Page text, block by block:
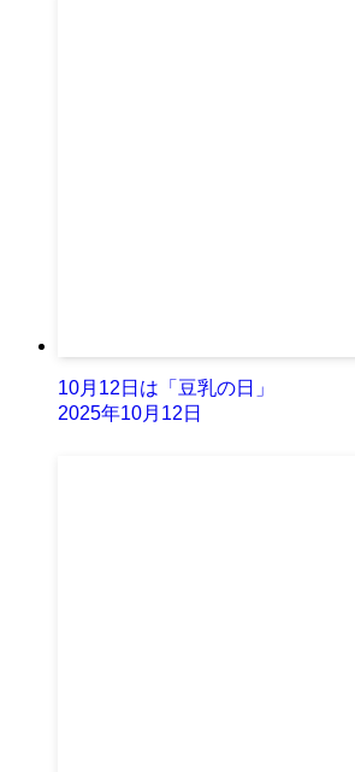
10月12日は「豆乳の日」
2025年10月12日